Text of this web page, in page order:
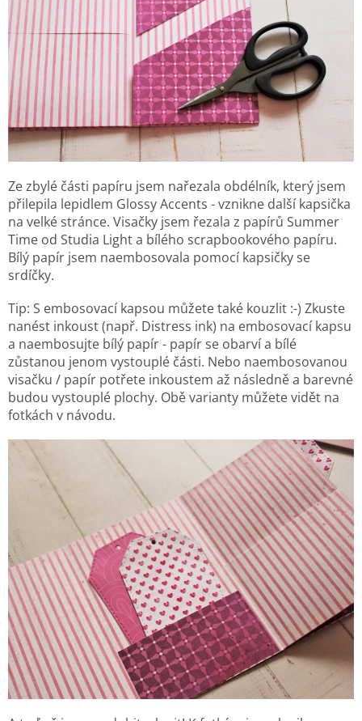
Ze zbylé části papíru jsem nařezala obdélník, který jsem
přilepila lepidlem Glossy Accents - vznikne další kapsička
na velké stránce. Visačky jsem řezala z papírů Summer
Time od Studia Light a bílého scrapbookového papíru.
Bílý papír jsem naembosovala pomocí kapsičky se
srdíčky.
Tip: S embosovací kapsou můžete také kouzlit :-) Zkuste
nanést inkoust (např. Distress ink) na embosovací kapsu
a naembosujte bílý papír - papír se obarví a bílé
zůstanou jenom vystouplé části. Nebo naembosovanou
visačku / papír potřete inkoustem až následně a barevné
budou vystouplé plochy. Obě varianty můžete vidět na
fotkách v návodu.